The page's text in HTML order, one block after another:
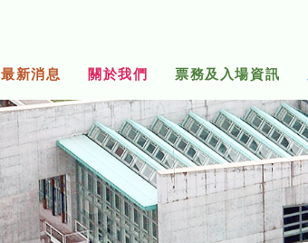
最新消息 關於我們 票務及入場資訊